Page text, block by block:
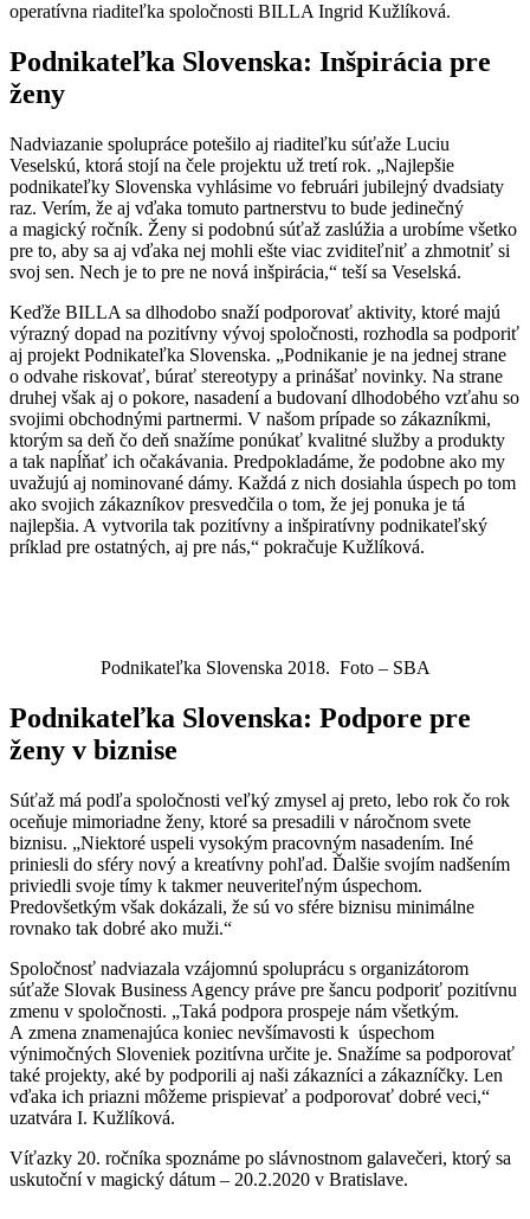
operatívna riaditeľka spoločnosti BILLA Ingrid Kužlíková.
Podnikateľka Slovenska: Inšpirácia pre
ženy
Nadviazanie spolupráce potešilo aj riaditeľku súťaže Luciu
Veselskú, ktorá stojí na čele projektu už tretí rok. „Najlepšie
podnikateľky Slovenska vyhlásime vo februári jubilejný dvadsiaty
raz. Verím, že aj vďaka tomuto partnerstvu to bude jedinečný
a magický ročník. Ženy si podobnú súťaž zaslúžia a urobíme všetko
pre to, aby sa aj vďaka nej mohli ešte viac zviditeľniť a zhmotniť si
svoj sen. Nech je to pre ne nová inšpirácia,“ teší sa Veselská.
Keďže BILLA sa dlhodobo snaží podporovať aktivity, ktoré majú
výrazný dopad na pozitívny vývoj spoločnosti, rozhodla sa podporiť
aj projekt Podnikateľka Slovenska. „Podnikanie je na jednej strane
o odvahe riskovať, búrať stereotypy a prinášať novinky. Na strane
druhej však aj o pokore, nasadení a budovaní dlhodobého vzťahu so
svojimi obchodnými partnermi. V našom prípade so zákazníkmi,
ktorým sa deň čo deň snažíme ponúkať kvalitné služby a produkty
a tak napĺňať ich očakávania. Predpokladáme, že podobne ako my
uvažujú aj nominované dámy. Každá z nich dosiahla úspech po tom
ako svojich zákazníkov presvedčila o tom, že jej ponuka je tá
najlepšia. A vytvorila tak pozitívny a inšpiratívny podnikateľský
príklad pre ostatných, aj pre nás,“ pokračuje Kužlíková.
Podnikateľka Slovenska 2018. Foto – SBA
Podnikateľka Slovenska: Podpore pre
ženy v biznise
Súťaž má podľa spoločnosti veľký zmysel aj preto, lebo rok čo rok
oceňuje mimoriadne ženy, ktoré sa presadili v náročnom svete
biznisu. „Niektoré uspeli vysokým pracovným nasadením. Iné
priniesli do sféry nový a kreatívny pohľad. Ďalšie svojím nadšením
priviedli svoje tímy k takmer neuveriteľným úspechom.
Predovšetkým však dokázali, že sú vo sfére biznisu minimálne
rovnako tak dobré ako muži.“
Spoločnosť nadviazala vzájomnú spoluprácu s organizátorom
súťaže Slovak Business Agency práve pre šancu podporiť pozitívnu
zmenu v spoločnosti. „Taká podpora prospeje nám všetkým.
A zmena znamenajúca koniec nevšímavosti k úspechom
výnimočných Sloveniek pozitívna určite je. Snažíme sa podporovať
také projekty, aké by podporili aj naši zákazníci a zákazníčky. Len
vďaka ich priazni môžeme prispievať a podporovať dobré veci,“
uzatvára I. Kužlíková.
Víťazky 20. ročníka spoznáme po slávnostnom galavečeri, ktorý sa
uskutoční v magický dátum – 20.2.2020 v Bratislave.